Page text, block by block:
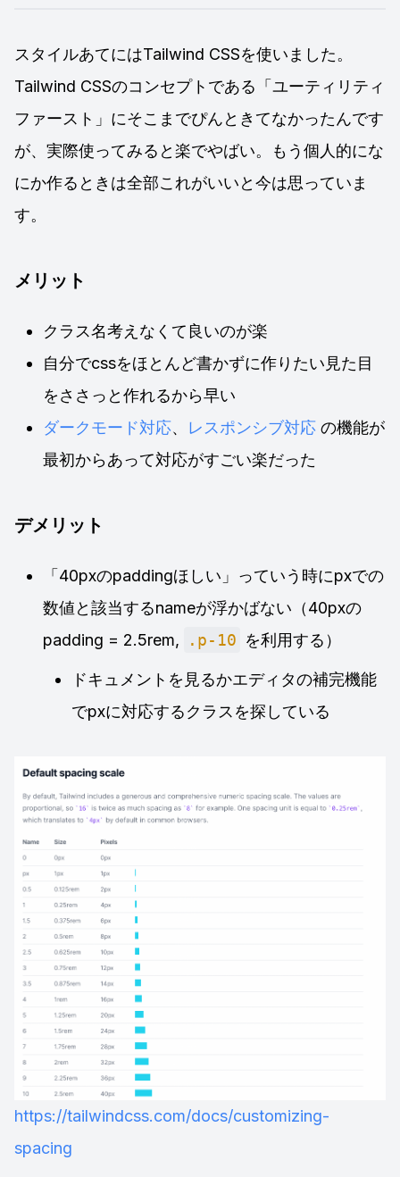
スタイルあてにはTailwind CSSを使いました。
Tailwind CSSのコンセプトである「ユーティリティ
ファースト」にそこまでぴんときてなかったんです
が、実際使ってみると楽でやばい。もう個人的にな
にか作るときは全部これがいいと今は思っていま
す。
メリット
クラス名考えなくて良いのが楽
自分でcssをほとんど書かずに作りたい見た目
をささっと作れるから早い
ダークモード対応、 レスポンシブ対応 の機能が
最初からあって対応がすごい楽だった
デメリット
「40pxのpaddingほしい」っていう時にpxでの
数値と該当するnameが浮かばない（40pxの
padding = 2.5rem,
.p-10 を利用する）
ドキュメントを見るかエディタの補完機能
でpxに対応するクラスを探している
https://tailwindcss.com/docs/customizing-
spacing